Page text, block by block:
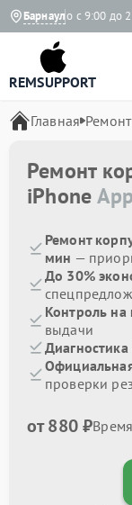
Барнаулс 9:00 до
REMSUPPORT
Главная
Ремонт
iPhone
Ремонт
мин —
До 30%
Контроль на
выдачи
проверки
от 880 ₽